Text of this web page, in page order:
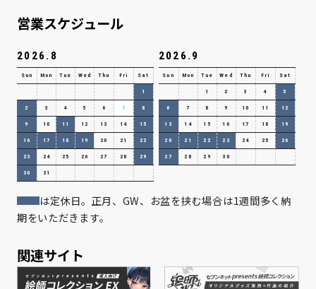
営業スケジュール
2026.8
Sun Mon Tue Wed Thu Fri Sat
1
2 3 4 5 6 7 8
9 10 11 12 13 14 15
16 17 18 19 20 21 22
23 24 25 26 27 28 29
30 31
2026.9
Sun Mon Tue Wed Thu Fri Sat
1 2 3 4 5
6 7 8 9 10 11 12
13 14 15 16 17 18 19
20 21 22 23 24 25 26
27 28 29 30
は定休日。正月、GW、お盆を挟む場合は1週間多く納
期をいただきます。
関連サイト